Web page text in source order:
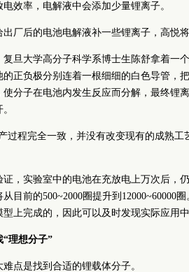
效率，电解液中会添加少量锂离子。
厂后的电池电解液补一些锂离子，高悦将
复旦大学高分子科学系博士生陈舒拿着一
正负极分别连着一根细细的白色导管，
使分子在电池内发生反应而分解，最终锂
过程完全一致，并没有改变现有的成熟工
证，实验室中的电池在充放电上万次后，
目前的500~2000圈提升到12000~60000
上完成的，因此可以及时发现实际应用
“理想分子”
点是找到合适的锂载体分子。